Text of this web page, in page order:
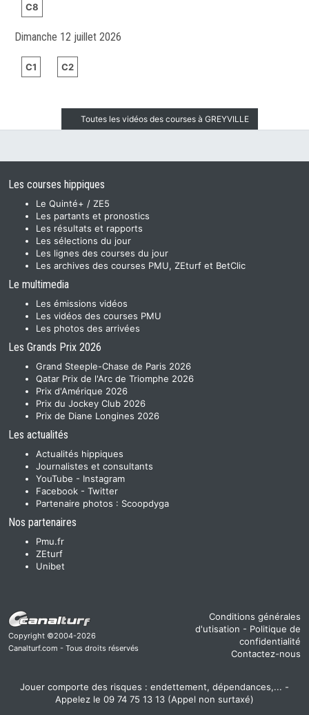
C8
Dimanche 12 juillet 2026
C1 C2
Toutes les vidéos des courses à GREYVILLE
Les courses hippiques
Le Quinté+ / ZE5
Les partants et pronostics
Les résultats et rapports
Les sélections du jour
Les lignes des courses du jour
Les archives des courses PMU, ZEturf et BetClic
Le multimedia
Les émissions vidéos
Les vidéos des courses PMU
Les photos des arrivées
Les Grands Prix 2026
Grand Steeple-Chase de Paris 2026
Qatar Prix de l'Arc de Triomphe 2026
Prix d'Amérique 2026
Prix du Jockey Club 2026
Prix de Diane Longines 2026
Les actualités
Actualités hippiques
Journalistes et consultants
YouTube - Instagram
Facebook - Twitter
Partenaire photos : Scoopdyga
Nos partenaires
Pmu.fr
ZEturf
Unibet
Copyright ©2004-2026
Canalturf.com - Tous droits réservés
Conditions générales
d'utisation - Politique de
confidentialité
Contactez-nous
Jouer comporte des risques : endettement, dépendances,... -
Appelez le 09 74 75 13 13 (Appel non surtaxé)